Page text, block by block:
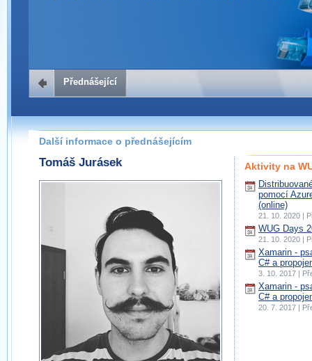
Přednášející
Další informace o přednášejícím
Tomáš Jurásek Aktivity na
pomocí
(online)
21. 10. 2020 |
WUG Days
21. 10. 2020 |
Xamarin -
C# a
3. 10. 2017 |
Xamarin -
C# a
20. 7. 2017 |